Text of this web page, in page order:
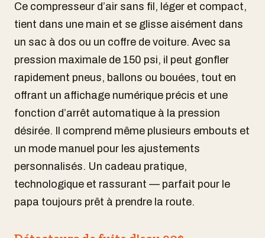
Ce compresseur d’air sans fil, léger et compact,
tient dans une main et se glisse aisément dans
un sac à dos ou un coffre de voiture. Avec sa
pression maximale de 150 psi, il peut gonfler
rapidement pneus, ballons ou bouées, tout en
offrant un affichage numérique précis et une
fonction d’arrêt automatique à la pression
désirée. Il comprend même plusieurs embouts et
un mode manuel pour les ajustements
personnalisés. Un cadeau pratique,
technologique et rassurant — parfait pour le
papa toujours prêt à prendre la route.